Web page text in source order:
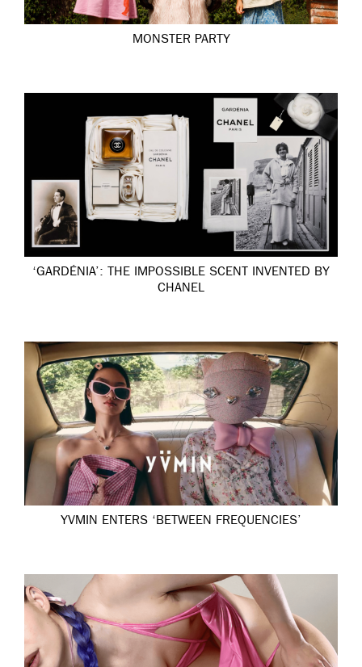
MONSTER PARTY
‘GARDÉNIA’: THE IMPOSSIBLE SCENT INVENTED BY
CHANEL
YVMIN ENTERS ‘BETWEEN FREQUENCIES’